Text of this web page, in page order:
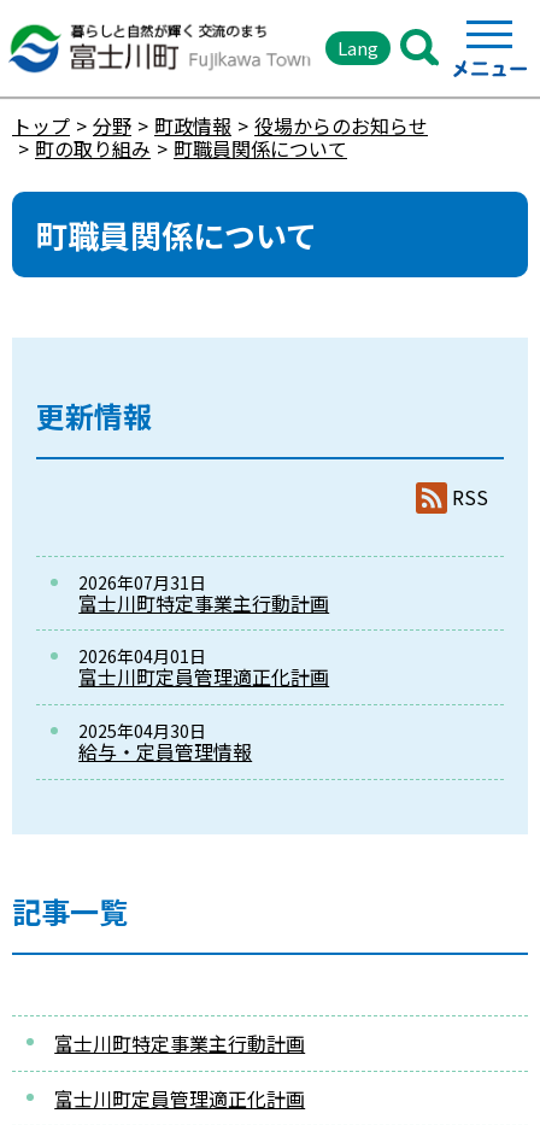
Lang
トップ 分野 町政情報 役場からのお知らせ
町の取り組み 町職員関係について
町職員関係について
更新情報
RSS
2026年07月31日
富士川町特定事業主行動計画
2026年04月01日
富士川町定員管理適正化計画
2025年04月30日
給与・定員管理情報
記事一覧
富士川町特定事業主行動計画
富士川町定員管理適正化計画